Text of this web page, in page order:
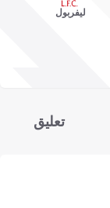
ليفربول
تعليق